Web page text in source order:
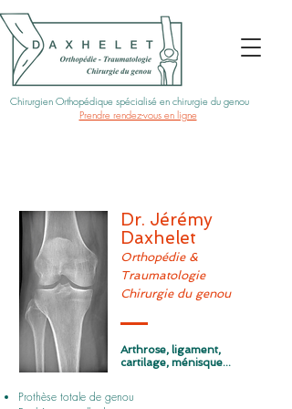
Chirurgien Orthopédique spécialisé en chirurgie du genou
Prendre rendez-vous en ligne
Dr. Jérémy
Daxhelet
Orthopédie &
Traumatologie
Chirurgie du genou
Arthrose, ligament,
cartilage, ménisque...
Prothèse totale de genou